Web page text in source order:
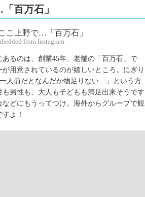
百万石」
from Instagram
るのは、創業45年、老舗の「百万石」で
用意されているのが嬉しいところ。にぎり
人前だとなんだか物足りない…」という方
男性も、大人も子どもも満足出来そうです
どにもうってつけ。海外からグループで観
よ！